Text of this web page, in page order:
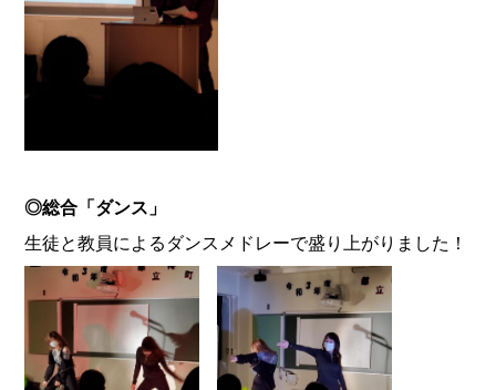
◎総合「ダンス」
生徒と教員によるダンスメドレーで盛り上がりました！